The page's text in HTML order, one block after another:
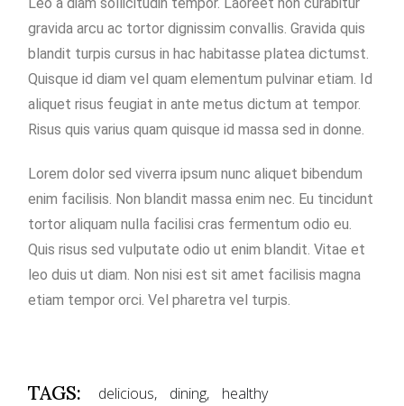
gravida arcu ac tortor dignissim convallis. Gravida quis
blandit turpis cursus in hac habitasse platea dictumst.
Quisque id diam vel quam elementum pulvinar etiam. Id
aliquet risus feugiat in ante metus dictum at tempor.
Risus quis varius quam quisque id massa sed in donne.
Lorem dolor sed viverra ipsum nunc aliquet bibendum
enim facilisis. Non blandit massa enim nec. Eu tincidunt
tortor aliquam nulla facilisi cras fermentum odio eu.
Quis risus sed vulputate odio ut enim blandit. Vitae et
leo duis ut diam. Non nisi est sit amet facilisis magna
etiam tempor orci. Vel pharetra vel turpis.
TAGS: delicious dining healthy